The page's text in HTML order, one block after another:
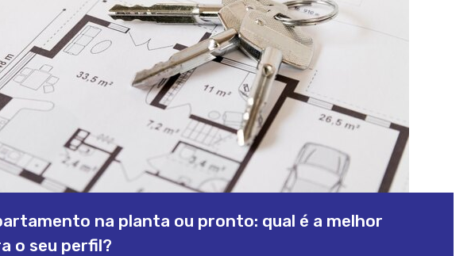
na planta ou pronto: qual é a melhor
o seu perfil?